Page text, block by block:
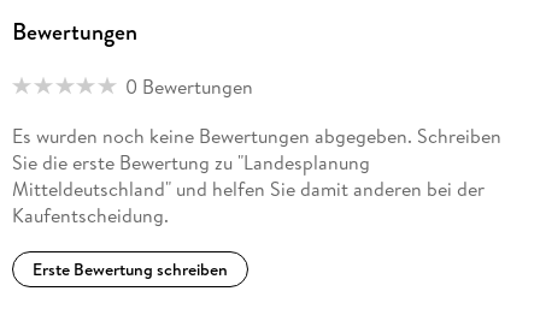
Bewertungen
0 Bewertungen
Es wurden noch keine Bewertungen abgegeben. Schreiben
Sie die erste Bewertung zu "Landesplanung
Mitteldeutschland" und helfen Sie damit anderen bei der
Kaufentscheidung.
Erste Bewertung schreiben